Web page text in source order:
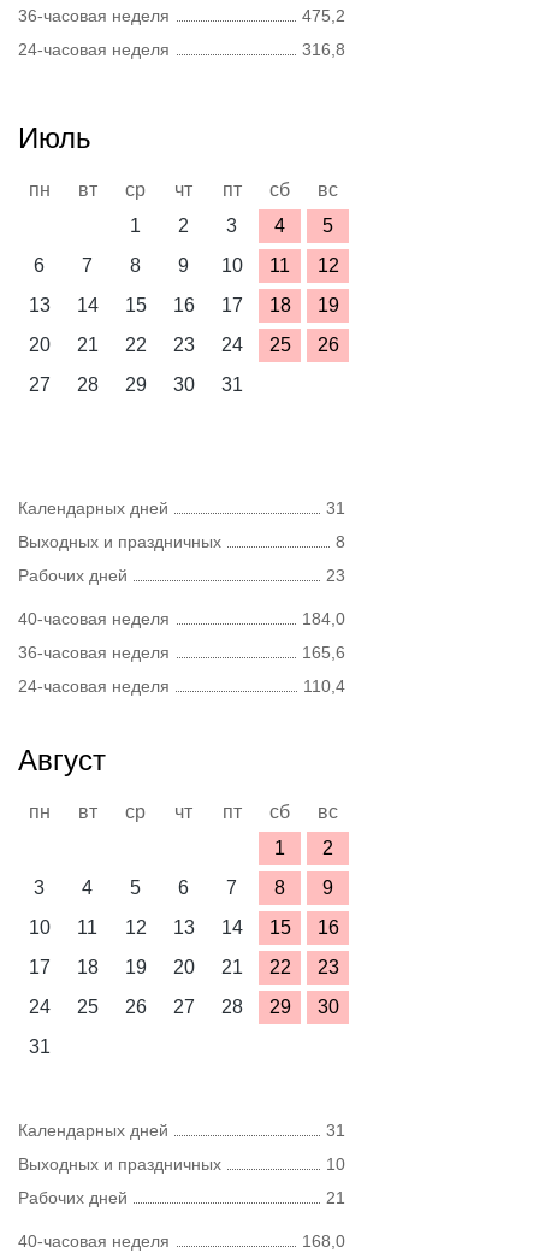
36-часовая неделя
475,2
24-часовая неделя
316,8
Июль
пн вт ср чт пт сб
вс
1
2 3 4
5
6
7 8 9 10 11
12
13
14 15 16 17 18
19
20
21 22 23 24 25
26
27
28 29 30 31
Календарных дней
31
Выходных и праздничных
8
Рабочих дней
23
40-часовая неделя
184,0
36-часовая неделя
165,6
24-часовая неделя
110,4
Август
пн вт ср чт пт сб
вс
1
2
3
4 5 6 7 8
9
10
11 12 13 14 15
16
17
18 19 20 21 22
23
24
25 26 27 28 29
30
31
Календарных дней
31
Выходных и праздничных
10
Рабочих дней
21
40-часовая неделя
168,0